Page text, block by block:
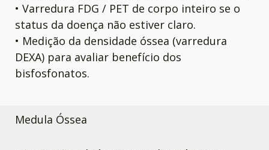
• Varredura FDG / PET de corpo inteiro se o
status da doença não estiver claro.
• Medição da densidade óssea (varredura
DEXA) para avaliar benefício dos
bisfosfonatos.
Medula Óssea